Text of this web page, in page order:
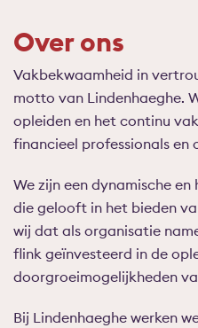
Over ons
Vakbekwaamheid in
motto van Lindenhaeghe.
opleiden en het continu
financieel professionals en
We zijn een dynamische
die gelooft in het bieden
wij dat als organisatie
flink geïnvesteerd in de
doorgroeimogelijkheden
Bij Lindenhaeghe werken